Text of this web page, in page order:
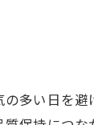
多い日を避